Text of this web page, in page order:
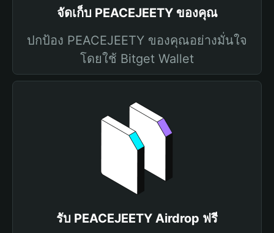
จัดเก็บ PEACEJEETY ของคุณ
ปกป้อง PEACEJEETY ของคุณอย่างมั่นใจ
โดยใช้ Bitget Wallet
รับ PEACEJEETY Airdrop ฟรี